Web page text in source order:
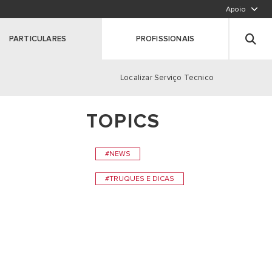
Apoio
LIGUE PARA NÓS,CHAMADA PARA A REDE FIXA
PARTICULARES
Localizar Serviço Tecnico
PROFISSIONAIS
TOPICS
#NEWS
#TRUQUES E DICAS